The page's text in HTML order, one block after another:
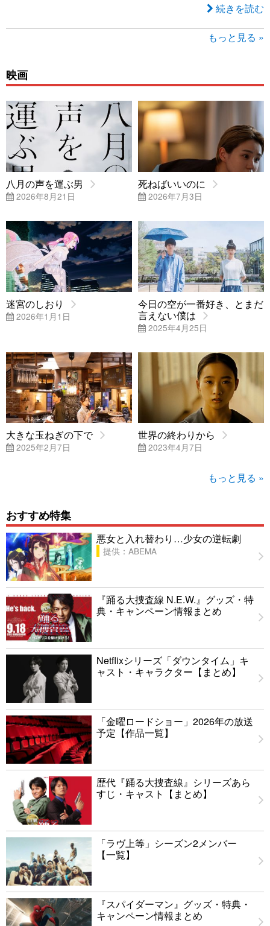
続きを読む
もっと見る »
映画
八月の声を運ぶ男
2026年8月21日
死ねばいいのに
2026年7月3日
迷宮のしおり
2026年1月1日
今日の空が一番好き、とまだ
言えない僕は
2025年4月25日
大きな玉ねぎの下で
2025年2月7日
世界の終わりから
2023年4月7日
もっと見る »
おすすめ特集
悪女と入れ替わり…少女の逆転劇
提供：ABEMA
『踊る大捜査線 N.E.W.』グッズ・特
典・キャンペーン情報まとめ
Netflixシリーズ「ダウンタイム」キ
ャスト・キャラクター【まとめ】
「金曜ロードショー」2026年の放送
予定【作品一覧】
歴代『踊る大捜査線』シリーズあら
すじ・キャスト【まとめ】
「ラヴ上等」シーズン2メンバー
【一覧】
『スパイダーマン』グッズ・特典・
キャンペーン情報まとめ